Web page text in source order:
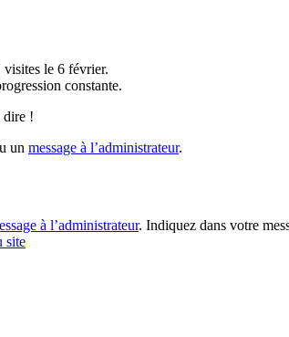
le 6 février.
constante.
dire !
un message à l’administrateur.
à l’administrateur. Indiquez dans votre
site